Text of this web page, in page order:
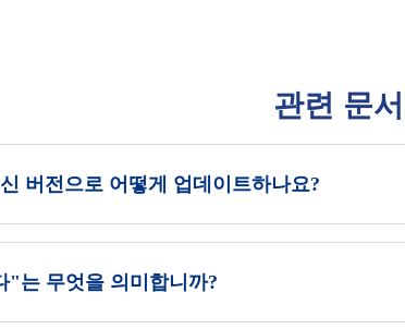
관련 문서
버전으로 어떻게 업데이트하나요?
"는 무엇을 의미합니까?